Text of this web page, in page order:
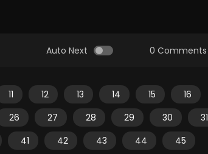
Auto Next 0 Comments
11 12 13 14 15
16
26 27 28 29 30
31
41 42 43 44
45